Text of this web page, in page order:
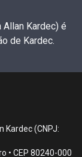
Kardec) é
de Kardec.
Kardec (CNPJ:
• CEP 80240-000